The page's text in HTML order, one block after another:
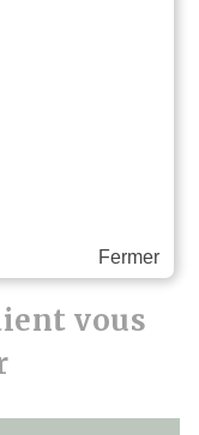
riches. Et ça
vous
Fermer